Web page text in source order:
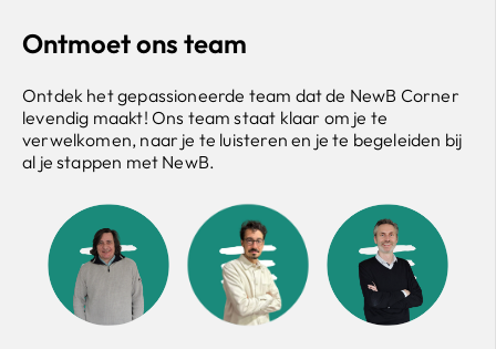
Ontmoet ons team
Ontdek het gepassioneerde team dat de NewB Corner
levendig maakt! Ons team staat klaar om je te
verwelkomen, naar je te luisteren en je te begeleiden bij
al je stappen met NewB.
Jürgen
Financieel adviseur
Verzekeringen
Romain
Project & Control Officer
Vincent
CEO